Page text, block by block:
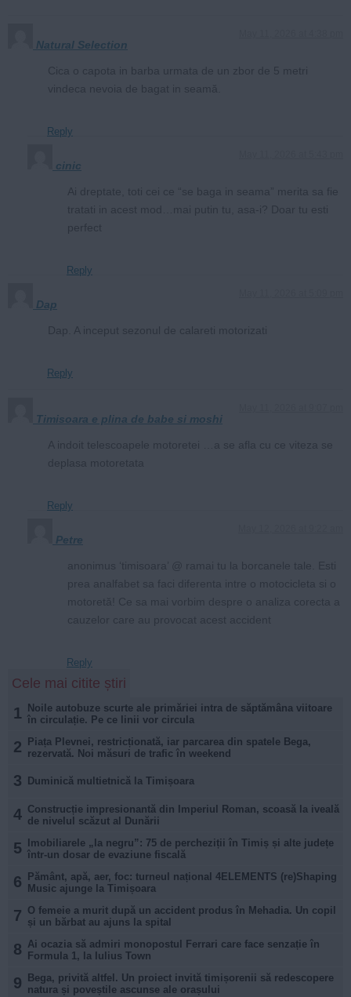
Natural Selection
Reply
cinic
Reply
Dap
Reply
Timisoara e plina de babe si moshi
Reply
Petre
Reply
Cele mai citite știri
1
Noile autobuze scurte ale primăriei intra de săptămâna viitoare
în circulație. Pe ce linii vor circula
2
Piața Plevnei, restricționată, iar parcarea din spatele Bega,
rezervată. Noi măsuri de trafic în weekend
3 Duminică multietnică la Timișoara
4 Construcție impresionantă din Imperiul Roman, scoasă la iveală
de nivelul scăzut al Dunării
5
Imobiliarele „la negru”: 75 de percheziții în Timiș și alte județe
într-un dosar de evaziune fiscală
6
Pământ, apă, aer, foc: turneul național 4ELEMENTS (re)Shaping
Music ajunge la Timișoara
7 O femeie a murit după un accident produs în Mehadia. Un copil
și un bărbat au ajuns la spital
8 Ai ocazia să admiri monopostul Ferrari care face senzație în
Formula 1, la Iulius Town
9
Bega, privită altfel. Un proiect invită timișorenii să redescopere
natura și poveștile ascunse ale orașului